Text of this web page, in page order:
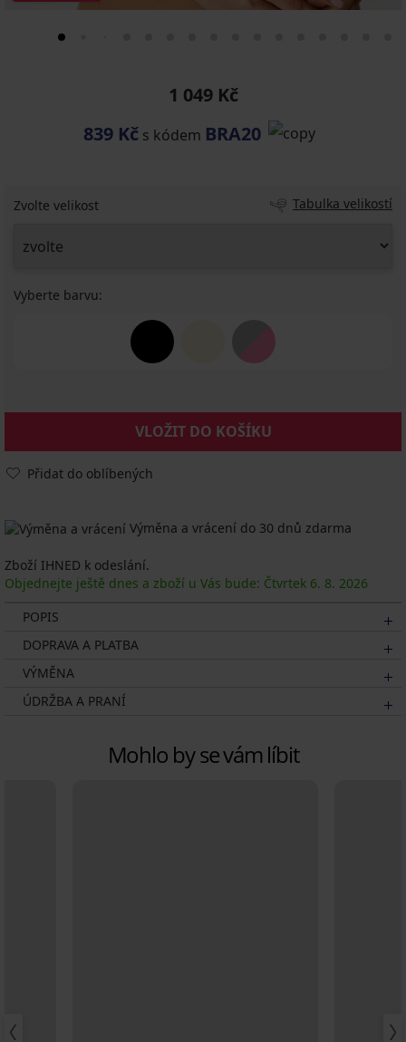
1 049 Kč
839 Kč s kódem BRA20
Zvolte velikost Tabulka velikostí
Vyberte barvu:
VLOŽIT DO KOŠÍKU
Přidat do oblíbených
Výměna a vrácení do 30 dnů zdarma
Zboží IHNED k odeslání.
Objednejte ještě dnes a zboží u Vás bude: Čtvrtek 6. 8. 2026
POPIS
DOPRAVA A PLATBA
VÝMĚNA
ÚDRŽBA A PRANÍ
Mohlo by se vám líbit